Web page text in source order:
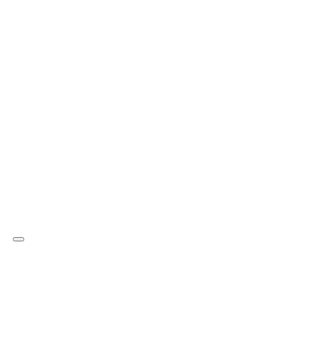
Hamburger Toggle Menu